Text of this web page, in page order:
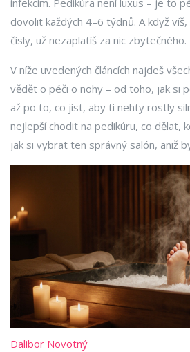
infekcím. Pedikúra není luxus – je to
dovolit každých 4–6 týdnů. A když
čísly, už nezaplatíš za nic zbytečného.
V níže uvedených článcích najdeš
vědět o péči o nohy – od toho, jak si
až po to, co jíst, aby ti nehty rostly
nejlepší chodit na pedikúru, co dělat,
jak si vybrat ten správný salón, aniž
Dalibor Novotný